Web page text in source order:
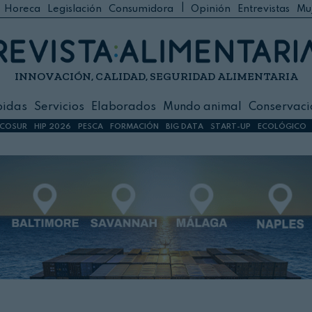
Horeca Legislación Consumidora Opinión Entrevistas
INNOVACIÓN, CALIDAD, SEGURIDAD ALIMENTARIA
Servicios Elaborados Mundo animal
Foodservice
primas
HIP 2026 PESCA FORMACIÓN BIG DATA START-UP ECOLÓGICO